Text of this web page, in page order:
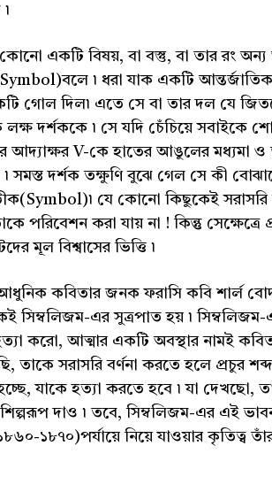
একটি বিষয়, বা বস্তু, বা তার রং অন্য
৷ ধরা যাক একটি
গোল দিল৷ এতে সে বা তার দল যে
দর্শককে ৷ সে যদি চেঁচিয়ে সবাইকে
V-কে হাতের আঙুলের মধ্যমা ও
সমস্ত দর্শক তক্ষুণি বুঝে গেল সে কী
যে কোনো কিছুকেই সরাসরি
পরিবেশন করা যায় না ! কিন্তু
মূল বিশ্বাসের ভিত্তি ৷
আধুনিক কবিতার জনক ফরাসি কবি শার্ল
সিম্বলিজম-এর সুত্রপাত হয় ৷
করো, আত্মার একটি অবস্থার নামই
তাকে সরাসরি বর্ণনা করতে হলে প্রচুর
যাকে হত্যা করতে হবে ৷ যা দেখছো,
দাও ৷ তবে, সিম্বলিজম-এর এই
১৮৭০)পর্যায়ে নিয়ে যাওয়ার কৃতিত্ব